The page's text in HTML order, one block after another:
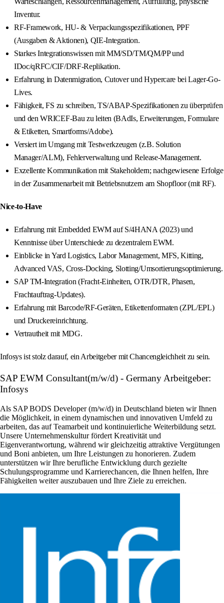
Inventur.
RF-Framework, HU- & Verpackungsspezifikationen, PPF
(Ausgaben & Aktionen), QIE-Integration.
Starkes Integrationswissen mit MM/SD/TM/QM/PP und
IDoc/qRFC/CIF/DRF-Replikation.
Erfahrung in Datenmigration, Cutover und Hypercare bei Lager-Go-
Lives.
Fähigkeit, FS zu schreiben, TS/ABAP-Spezifikationen zu überprüfen
und den WRICEF-Bau zu leiten (BAdIs, Erweiterungen, Formulare
& Etiketten, Smartforms/Adobe).
Versiert im Umgang mit Testwerkzeugen (z.B. Solution
Manager/ALM), Fehlerverwaltung und Release-Management.
Exzellente Kommunikation mit Stakeholdern; nachgewiesene Erfolge
in der Zusammenarbeit mit Betriebsnutzern am Shopfloor (mit RF).
Nice-to-Have
Erfahrung mit Embedded EWM auf S/4HANA (2023) und
Kenntnisse über Unterschiede zu dezentralem EWM.
Einblicke in Yard Logistics, Labor Management, MFS, Kitting,
Advanced VAS, Cross-Docking, Slotting/Umsortierungsoptimierung.
SAP TM-Integration (Fracht-Einheiten, OTR/DTR, Phasen,
Frachtauftrag-Updates).
Erfahrung mit Barcode/RF-Geräten, Etikettenformaten (ZPL/EPL)
und Druckereinrichtung.
Vertrautheit mit MDG.
Infosys ist stolz darauf, ein Arbeitgeber mit Chancengleichheit zu sein.
SAP EWM Consultant(m/w/d) - Germany Arbeitgeber:
Infosys
Als SAP BODS Developer (m/w/d) in Deutschland bieten wir Ihnen
die Möglichkeit, in einem dynamischen und innovativen Umfeld zu
arbeiten, das auf Teamarbeit und kontinuierliche Weiterbildung setzt.
Unsere Unternehmenskultur fördert Kreativität und
Eigenverantwortung, während wir gleichzeitig attraktive Vergütungen
und Boni anbieten, um Ihre Leistungen zu honorieren. Zudem
unterstützen wir Ihre berufliche Entwicklung durch gezielte
Schulungsprogramme und Karrierechancen, die Ihnen helfen, Ihre
Fähigkeiten weiter auszubauen und Ihre Ziele zu erreichen.